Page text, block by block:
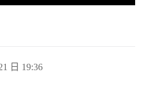
日 19:36